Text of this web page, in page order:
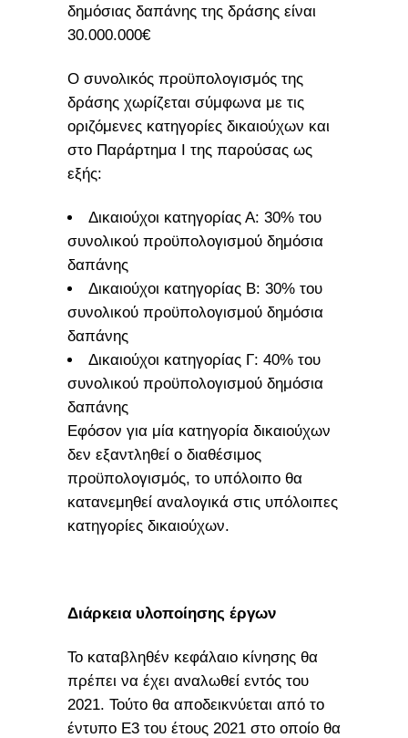
δημόσιας δαπάνης της δράσης είναι
30.000.000€
Ο συνολικός προϋπολογισμός της
δράσης χωρίζεται σύμφωνα με τις
οριζόμενες κατηγορίες δικαιούχων και
στο Παράρτημα Ι της παρούσας ως
εξής:
Δικαιούχοι κατηγορίας Α: 30% του
συνολικού προϋπολογισμού δημόσια
δαπάνης
Δικαιούχοι κατηγορίας Β: 30% του
συνολικού προϋπολογισμού δημόσια
δαπάνης
Δικαιούχοι κατηγορίας Γ: 40% του
συνολικού προϋπολογισμού δημόσια
δαπάνης
Εφόσον για μία κατηγορία δικαιούχων
δεν εξαντληθεί ο διαθέσιμος
προϋπολογισμός, το υπόλοιπο θα
κατανεμηθεί αναλογικά στις υπόλοιπες
κατηγορίες δικαιούχων.
Διάρκεια υλοποίησης έργων
Το καταβληθέν κεφάλαιο κίνησης θα
πρέπει να έχει αναλωθεί εντός του
2021. Τούτο θα αποδεικνύεται από το
έντυπο Ε3 του έτους 2021 στο οποίο θα